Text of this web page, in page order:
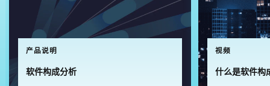
产品说明
软件构成分析
视频
什么是软件构